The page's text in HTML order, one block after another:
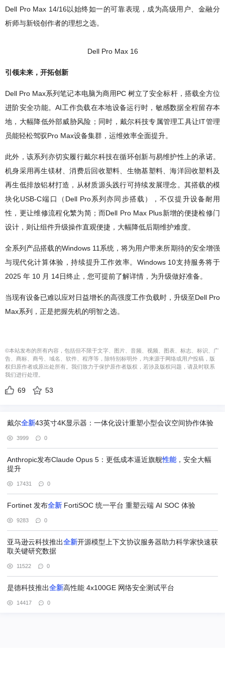
Dell Pro Max 14/16以始终如一的可靠表现，成为高级用户、金融分
析师与新锐创作者的理想之选。
Dell Pro Max 16
引领未来，开拓创新
Dell Pro Max系列笔记本电脑为商用PC 树立了安全标杆，搭载全方位
进阶安全功能。AI工作负载在本地设备运行时，敏感数据全程留存本
地，大幅降低外部威胁风险；同时，戴尔科技专属管理工具让IT管理
员能轻松驾驭Pro Max设备集群，运维效率全面提升。
此外，该系列亦切实履行戴尔科技在循环创新与易维护性上的承诺。
机身采用再生镁材、消费后回收塑料、生物基塑料、海洋回收塑料及
再生低排放铝材打造，从材质源头践行可持续发展理念。其搭载的模
块化USB-C端口（Dell Pro系列亦同步搭载），不仅提升设备耐用
性，更让维修流程化繁为简；而Dell Pro Max Plus新增的便捷检修门
设计，则让组件升级操作直观便捷，大幅降低后期维护难度。
全系列产品搭载的Windows 11系统，将为用户带来所期待的安全增强
与现代化计算体验，持续提升工作效率。Windows 10支持服务将于
2025 年 10 月 14日终止，您可提前了解详情，为升级做好准备。
当现有设备已难以应对日益增长的高强度工作负载时，升级至Dell Pro
Max系列，正是把握先机的明智之选。
©本站发布的所有内容，包括但不限于文字、图片、音频、视频、图表、标志、标识、广
告、商标、商号、域名、软件、程序等，除特别标明外，均来源于网络或用户投稿，版
权归原作者或原出处所有。我们致力于保护原作者版权，若涉及版权问题，请及时联系
我们进行处理。
69 53
戴尔全新43英寸4K显示器：一体化设计重塑小型会议空间协作体验
3999 0
Anthropic发布Claude Opus 5：更低成本逼近旗舰性能，安全大幅
提升
17431 0
Fortinet 发布全新 FortiSOC 统一平台 重塑云端 AI SOC 体验
9283 0
亚马逊云科技推出全新开源模型上下文协议服务器助力科学家快速获
取关键研究数据
11522 0
是德科技推出全新高性能 4x100GE 网络安全测试平台
14417 0